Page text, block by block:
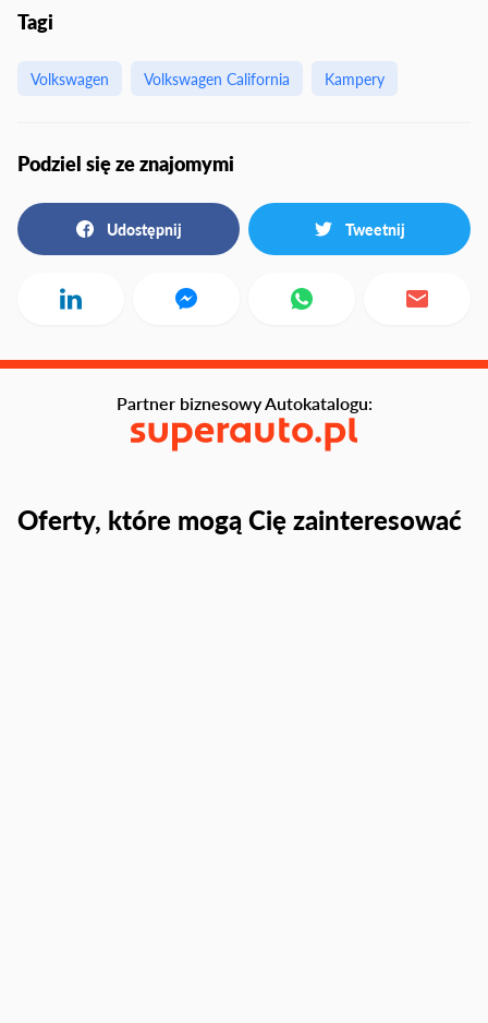
Tagi
Volkswagen Volkswagen California Kampery
Podziel się ze znajomymi
Udostępnij Tweetnij
Oferty, które mogą Cię zainteresować
Partner biznesowy Autokatalogu: